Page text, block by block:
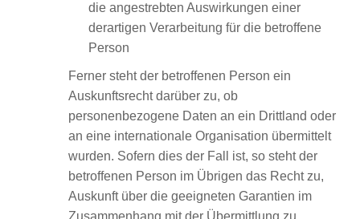
die angestrebten Auswirkungen einer
derartigen Verarbeitung für die betroffene
Person
Ferner steht der betroffenen Person ein
Auskunftsrecht darüber zu, ob
personenbezogene Daten an ein Drittland oder
an eine internationale Organisation übermittelt
wurden. Sofern dies der Fall ist, so steht der
betroffenen Person im Übrigen das Recht zu,
Auskunft über die geeigneten Garantien im
Zusammenhang mit der Übermittlung zu